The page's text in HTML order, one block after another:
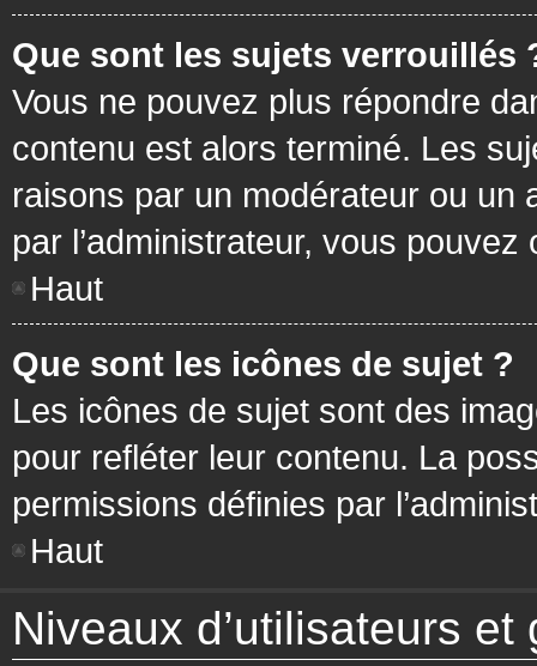
Que sont les sujets verrouillés
Vous ne pouvez plus répondre
contenu est alors terminé. Les
raisons par un modérateur ou un
par l’administrateur, vous
Haut
Que sont les icônes de sujet ?
Les icônes de sujet sont des
pour refléter leur contenu. La
permissions définies par
Haut
Niveaux d’utilisateurs et